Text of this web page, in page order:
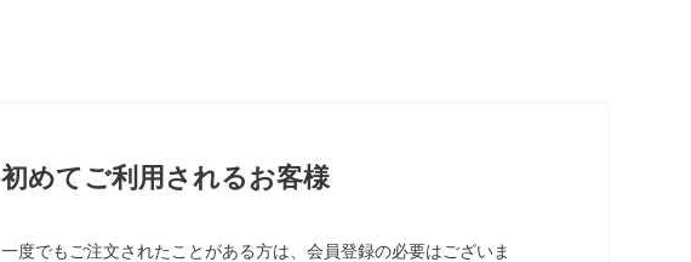
初めてご利用されるお客様
一度でもご注文されたことがある方は、会員登録の必要はございま